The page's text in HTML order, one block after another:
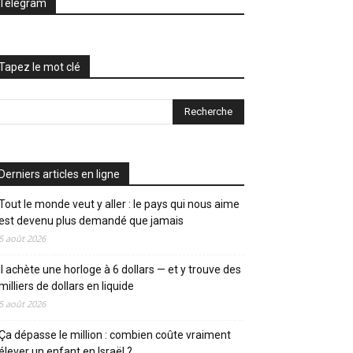
le mot clé
articles en ligne
le monde veut y aller : le pays qui nous aime
devenu plus demandé que jamais
août 2026
achète une horloge à 6 dollars — et y trouve des
de dollars en liquide
août 2026
dépasse le million : combien coûte vraiment